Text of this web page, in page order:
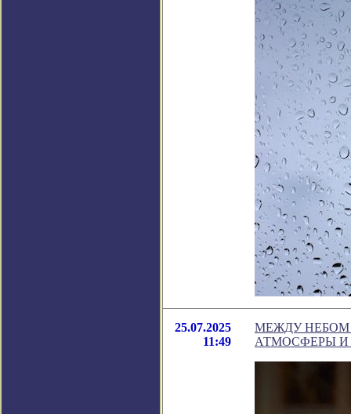
25.07.2025
11:49
МЕЖДУ НЕБОМ
АТМОСФЕРЫ И